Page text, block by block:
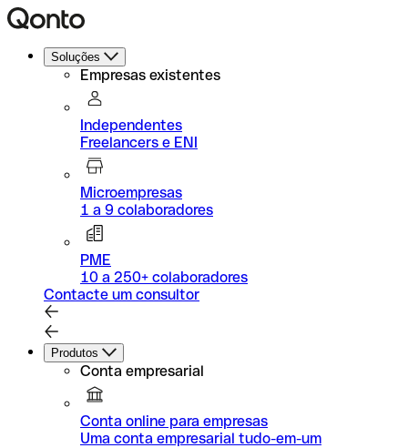
Soluções
Empresas existentes
Independentes
Freelancers e ENI
Microempresas
1 a 9 colaboradores
PME
10 a 250+ colaboradores
Contacte um consultor
Produtos
Conta empresarial
Conta online para empresas
Uma conta empresarial tudo-em-um